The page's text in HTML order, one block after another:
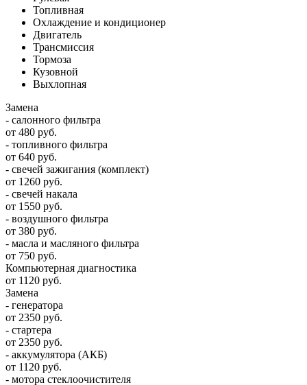
Топливная
Охлаждение и кондиционер
Двигатель
Трансмиссия
Тормоза
Кузовной
Выхлопная
Замена
- салонного фильтра
от 480 руб.
- топливного фильтра
от 640 руб.
- свечей зажигания (комплект)
от 1260 руб.
- свечей накала
от 1550 руб.
- воздушного фильтра
от 380 руб.
- масла и масляного фильтра
от 750 руб.
Компьютерная диагностика
от 1120 руб.
Замена
- генератора
от 2350 руб.
- стартера
от 2350 руб.
- аккумулятора (АКБ)
от 1120 руб.
- мотора стеклоочистителя